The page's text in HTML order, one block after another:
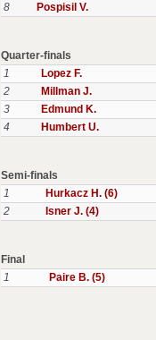
8
Pospisil V.
Quarter-finals
1
Lopez F.
2
Millman J.
3
Edmund K.
4
Humbert U.
Semi-finals
1
Hurkacz H. (6)
2
Isner J. (4)
Final
1
Paire B. (5)